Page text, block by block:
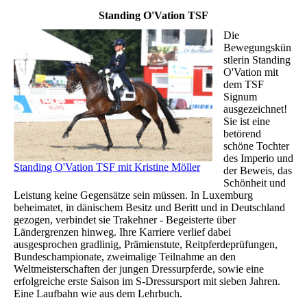
Standing O'Vation TSF
Standing O'Vation TSF mit Kristine Möller
Die
Bewegungskün
stlerin Standing
O'Vation mit
dem TSF
Signum
ausgezeichnet!
Sie ist eine
betörend
schöne Tochter
des Imperio und
der Beweis, das
Schönheit und
Leistung keine Gegensätze sein müssen. In Luxemburg
beheimatet, in dänischem Besitz und Beritt und in Deutschland
gezogen, verbindet sie Trakehner - Begeisterte über
Ländergrenzen hinweg. Ihre Karriere verlief dabei
ausgesprochen gradlinig, Prämienstute, Reitpferdeprüfungen,
Bundeschampionate, zweimalige Teilnahme an den
Weltmeisterschaften der jungen Dressurpferde, sowie eine
erfolgreiche erste Saison im S-Dressursport mit sieben Jahren.
Eine Laufbahn wie aus dem Lehrbuch.